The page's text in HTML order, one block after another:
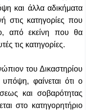
και άλλα αδικήματα
στις κατηγορίες που
από εκείνη που θα
τις κατηγορίες.
του Δικαστηρίου
φαίνεται ότι ο
και σοβαρότητας
στο κατηγορητήριο